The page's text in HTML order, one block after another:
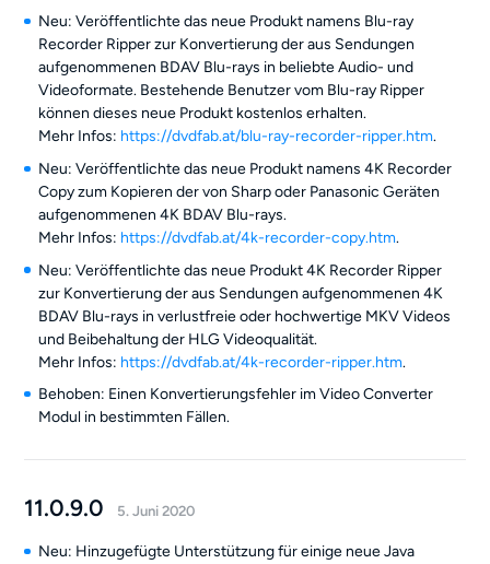
Neu: Veröffentlichte das neue Produkt namens Blu-ray
Recorder Ripper zur Konvertierung der aus Sendungen
aufgenommenen BDAV Blu-rays in beliebte Audio- und
Videoformate. Bestehende Benutzer vom Blu-ray Ripper
können dieses neue Produkt kostenlos erhalten.
Mehr Infos: https://dvdfab.at/blu-ray-recorder-ripper.htm.
Neu: Veröffentlichte das neue Produkt namens 4K Recorder
Copy zum Kopieren der von Sharp oder Panasonic Geräten
aufgenommenen 4K BDAV Blu-rays.
Mehr Infos: https://dvdfab.at/4k-recorder-copy.htm.
Neu: Veröffentlichte das neue Produkt 4K Recorder Ripper
zur Konvertierung der aus Sendungen aufgenommenen 4K
BDAV Blu-rays in verlustfreie oder hochwertige MKV Videos
und Beibehaltung der HLG Videoqualität.
Mehr Infos: https://dvdfab.at/4k-recorder-ripper.htm.
Behoben: Einen Konvertierungsfehler im Video Converter
Modul in bestimmten Fällen.
11.0.9.0 5. Juni 2020
Neu: Hinzugefügte Unterstützung für einige neue Java